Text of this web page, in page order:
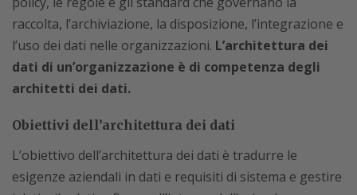
raccolta, l’archiviazione, la disposizione, l’integrazione e
l’uso dei dati nelle organizzazioni. L’architettura dei
dati di un’organizzazione è di competenza degli
architetti dei dati.
Obiettivi dell’architettura dei dati
L’obiettivo dell’architettura dei dati è tradurre le
esigenze aziendali in dati e requisiti di sistema e gestire